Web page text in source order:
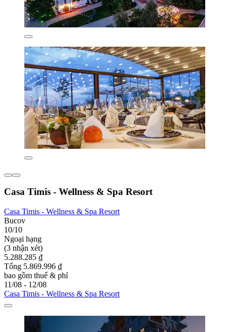
Casa Timis - Wellness & Spa Resort
Casa Timis - Wellness & Spa Resort
Bucov
10/10
Ngoại hạng
(3 nhận xét)
5.288.285 ₫
Tổng 5.869.996 ₫
bao gồm thuế & phí
11/08 - 12/08
Casa Timis - Wellness & Spa Resort